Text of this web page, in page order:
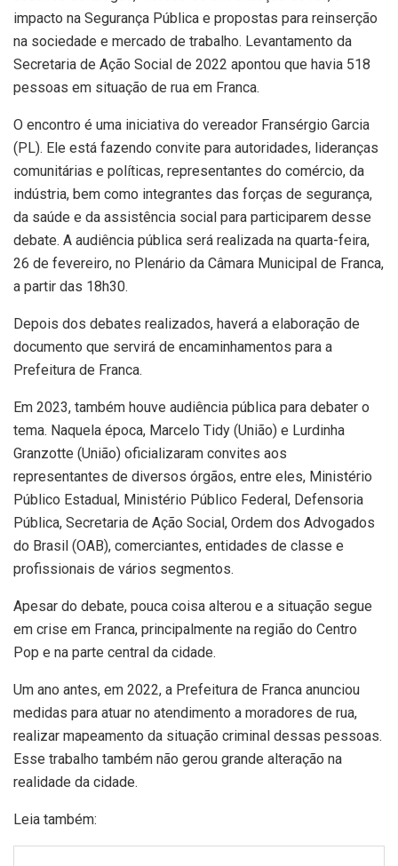
impacto na Segurança Pública e propostas para reinserção
na sociedade e mercado de trabalho. Levantamento da
Secretaria de Ação Social de 2022 apontou que havia 518
pessoas em situação de rua em Franca.
O encontro é uma iniciativa do vereador Fransérgio Garcia
(PL). Ele está fazendo convite para autoridades, lideranças
comunitárias e políticas, representantes do comércio, da
indústria, bem como integrantes das forças de segurança,
da saúde e da assistência social para participarem desse
debate. A audiência pública será realizada na quarta-feira,
26 de fevereiro, no Plenário da Câmara Municipal de Franca,
a partir das 18h30.
Depois dos debates realizados, haverá a elaboração de
documento que servirá de encaminhamentos para a
Prefeitura de Franca.
Em 2023, também houve audiência pública para debater o
tema. Naquela época, Marcelo Tidy (União) e Lurdinha
Granzotte (União) oficializaram convites aos
representantes de diversos órgãos, entre eles, Ministério
Público Estadual, Ministério Público Federal, Defensoria
Pública, Secretaria de Ação Social, Ordem dos Advogados
do Brasil (OAB), comerciantes, entidades de classe e
profissionais de vários segmentos.
Apesar do debate, pouca coisa alterou e a situação segue
em crise em Franca, principalmente na região do Centro
Pop e na parte central da cidade.
Um ano antes, em 2022, a Prefeitura de Franca anunciou
medidas para atuar no atendimento a moradores de rua,
realizar mapeamento da situação criminal dessas pessoas.
Esse trabalho também não gerou grande alteração na
realidade da cidade.
Leia também: